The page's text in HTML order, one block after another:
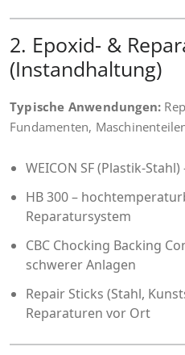
2. Epoxid- &
(Instandhaltung)
Typische Anwendungen:
Fundamenten,
WEICON SF (Plastik-
HB 300 –
Reparatursystem
CBC Chocking Backing
schwerer Anlagen
Repair Sticks (Stahl,
Reparaturen vor Ort